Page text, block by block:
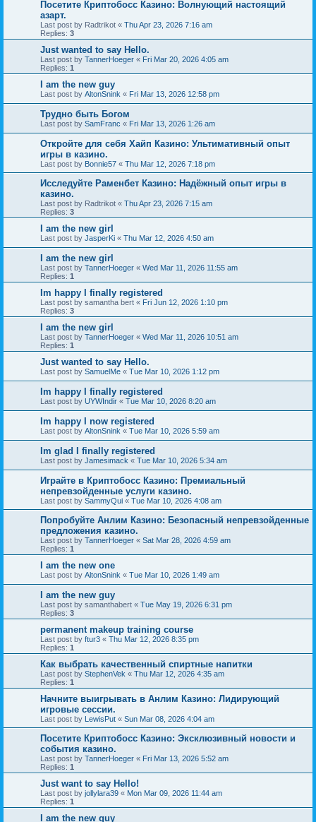
Посетите Криптобосс Казино: Волнующий настоящий
азарт.
Last post by Radtrikot « Thu Apr 23, 2026 7:16 am
Replies: 3
Just wanted to say Hello.
Last post by TannerHoeger « Fri Mar 20, 2026 4:05 am
Replies: 1
I am the new guy
Last post by AltonSnink « Fri Mar 13, 2026 12:58 pm
Трудно быть Богом
Last post by SamFranc « Fri Mar 13, 2026 1:26 am
Откройте для себя Хайп Казино: Ультимативный опыт
игры в казино.
Last post by Bonnie57 « Thu Mar 12, 2026 7:18 pm
Исследуйте Раменбет Казино: Надёжный опыт игры в
казино.
Last post by Radtrikot « Thu Apr 23, 2026 7:15 am
Replies: 3
I am the new girl
Last post by JasperKi « Thu Mar 12, 2026 4:50 am
I am the new girl
Last post by TannerHoeger « Wed Mar 11, 2026 11:55 am
Replies: 1
Im happy I finally registered
Last post by samantha bert « Fri Jun 12, 2026 1:10 pm
Replies: 3
I am the new girl
Last post by TannerHoeger « Wed Mar 11, 2026 10:51 am
Replies: 1
Just wanted to say Hello.
Last post by SamuelMe « Tue Mar 10, 2026 1:12 pm
Im happy I finally registered
Last post by UYWIndir « Tue Mar 10, 2026 8:20 am
Im happy I now registered
Last post by AltonSnink « Tue Mar 10, 2026 5:59 am
Im glad I finally registered
Last post by Jamesimack « Tue Mar 10, 2026 5:34 am
Играйте в Криптобосс Казино: Премиальный
непревзойденные услуги казино.
Last post by SammyQui « Tue Mar 10, 2026 4:08 am
Попробуйте Анлим Казино: Безопасный непревзойденные
предложения казино.
Last post by TannerHoeger « Sat Mar 28, 2026 4:59 am
Replies: 1
I am the new one
Last post by AltonSnink « Tue Mar 10, 2026 1:49 am
I am the new guy
Last post by samanthabert « Tue May 19, 2026 6:31 pm
Replies: 3
permanent makeup training course
Last post by ftur3 « Thu Mar 12, 2026 8:35 pm
Replies: 1
Как выбрать качественный спиртные напитки
Last post by StephenVek « Thu Mar 12, 2026 4:35 am
Replies: 1
Начните выигрывать в Анлим Казино: Лидирующий
игровые сессии.
Last post by LewisPut « Sun Mar 08, 2026 4:04 am
Посетите Криптобосс Казино: Эксклюзивный новости и
события казино.
Last post by TannerHoeger « Fri Mar 13, 2026 5:52 am
Replies: 1
Just want to say Hello!
Last post by jollylara39 « Mon Mar 09, 2026 11:44 am
Replies: 1
I am the new guy